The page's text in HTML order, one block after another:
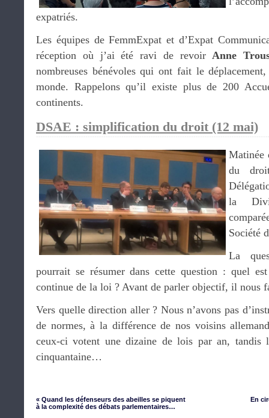
expatriés.
Les équipes de FemmExpat et d’Expat
réception où j’ai été ravi de revoirAnne
nombreuses bénévoles qui ont fait le
monde. Rappelons qu’il existe plus de 200
continents.
DSAE : simplification du droit (12 mai)
Matinée
du
la
Société
La
pourrait se résumer dans cette question : quel
continue de la loi ? Avant de parler objectif, il nous
Vers quelle direction aller ? Nous n’avons pas
de normes, à la différence de nos voisins
ceux-ci votent une dizaine de lois par an, tandis
cinquantaine…
« Quand les défenseurs des abeilles se piquent
à la complexité des débats parlementaires…
En